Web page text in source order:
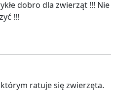
dobro dla zwierząt !!! Nie
!!!
ratuje się zwierzęta.